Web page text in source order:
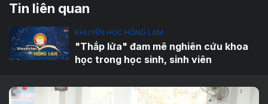
Tin liên quan
KHUYẾN HỌC HỒNG LAM
"Thắp lửa" đam mê nghiên cứu khoa
học trong học sinh, sinh viên